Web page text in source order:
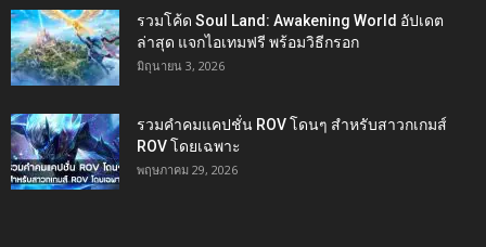
รวมโค้ด Soul Land: Awakening World อัปเดต
ล่าสุด แจกไอเทมฟรี พร้อมวิธีกรอก
มิถุนายน 3, 2026
รวมคำคมแคปชั่น ROV โดนๆ สำหรับสาวกเกมส์
ROV โดยเฉพาะ
พฤษภาคม 29, 2026